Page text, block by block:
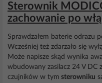
Sterownik
zachowanie po
Sprawdzałem baterie odrazu
Wcześniej też zdarzało się
Może napisze skąd wynika
wbudowany zasilacz 24 V DC
czujników w tym sterowniku